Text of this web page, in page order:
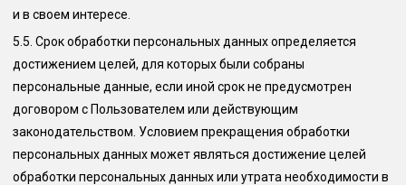
и в своем интересе.
5.5. Срок обработки персональных данных определяется
достижением целей, для которых были собраны
персональные данные, если иной срок не предусмотрен
договором с Пользователем или действующим
законодательством. Условием прекращения обработки
персональных данных может являться достижение целей
обработки персональных данных или утрата необходимости в